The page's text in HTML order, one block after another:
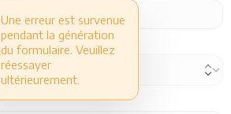
Une erreur est survenue
pendant la génération
du formulaire. Veuillez
réessayer
ultérieurement.